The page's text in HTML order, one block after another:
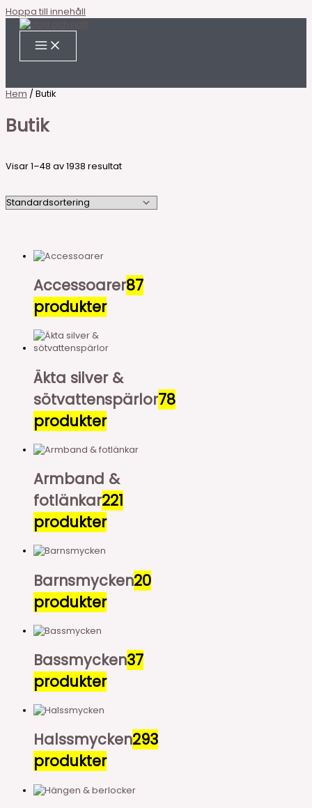
Hoppa till innehåll
Hem / Butik
Butik
Visar 1–48 av 1938 resultat
Accessoarer87
produkter
Äkta silver &
sötvattenspärlor78
produkter
Armband &
fotlänkar221
produkter
Barnsmycken20
produkter
Bassmycken37
produkter
Halssmycken293
produkter